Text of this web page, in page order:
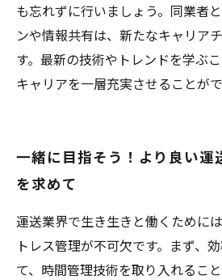
も忘れずに行いましょう。同業者
ンや情報共有は、新たなキャリア
す。最新の技術やトレンドを学ぶ
キャリアを一層充実させることが
一緒に目指そう！より良い運
を求めて
運送業界で生き生きと働くために
トレス管理が不可欠です。まず、
て、時間管理技術を取り入れるこ